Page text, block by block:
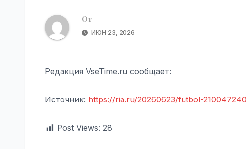
От
ИЮН 23, 2026
Редакция VseTime.ru сообщает:
Источник: https://ria.ru/20260623/futbol-
Post Views: 28